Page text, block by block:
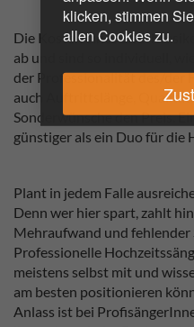
klicken, stimmen
allen Cookies zu.
Die Kosten eines Live-
ab und sind so individuell,
der Professionalität des/der
auch Auftrittslänge,
Sonderwünsche den Preis.
günstiger als ein Duo für die
Plant in jedem Falle
Denn wer hier spart, zahlt
Mehraufwand und fehlender
Professionelle
meistens selbst mit und
am besten positionieren
Anlass ist bei